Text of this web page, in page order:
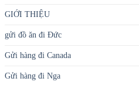
GIỚI THIỆU
gửi đồ ăn đi Đức
Gửi hàng đi Canada
Gửi hàng đi Nga